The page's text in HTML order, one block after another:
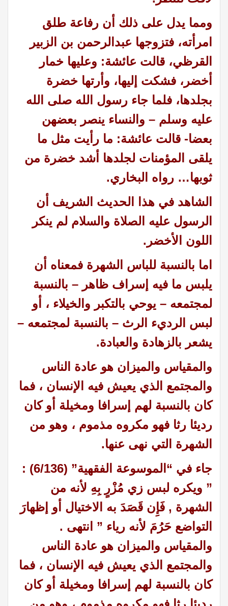
ومما يدل على ذلك أن رفاعة طلق
امرأته، فتزوجها عبدالرحمن بن الزبير
القرظي، قالت عائشة: وعليها خمار
أخضر، فشكت إليها، وأرتها خضرة
بجلدها، فلما جاء رسول الله صلى الله
عليه وسلم – والنساء ينصر بعضهن
بعضا- قالت عائشة: ما رأيت مثل ما
يلقى المؤمنات لجلدها أشد خضرة من
ثوبها… رواه البخاري.
الشاهد في هذا الحديث الشريف أن
الرسول عليه الصلاة والسلام لم ينكر
اللون الأخضر.
اما بالنسبة للباس الشهرة فمعناه أن
يلبس ما فيه إسراف ظاهر – بالنسبة
لمجتمعه – يوحي بالتكبر والخيلاء ، أو
لبس الرديء الرث – بالنسبة لمجتمعه –
يشعر بالزهادة والعبادة.
والمقياس والميزان هو عادة الناس
والمجتمع الذي يعيش فيه الإنسان ، فما
كان بالنسبة لهم إسرافا ومخيلة أو كان
رديئا رثا فهو مكروه مذموم ، وهو من
الشهرة التي نهى عنها.
جاء في “الموسوعة الفقهية” (6/136) :
” ويكره لبس زي مُزْرٍ بِهِ لأنه من
الشهرة , فَإِن قَصَدَ به الاختيال أو إظهارَ
التواضع حَرُمَ لأنه رياء ” انتهى .
والمقياس والميزان هو عادة الناس
والمجتمع الذي يعيش فيه الإنسان ، فما
كان بالنسبة لهم إسرافا ومخيلة أو كان